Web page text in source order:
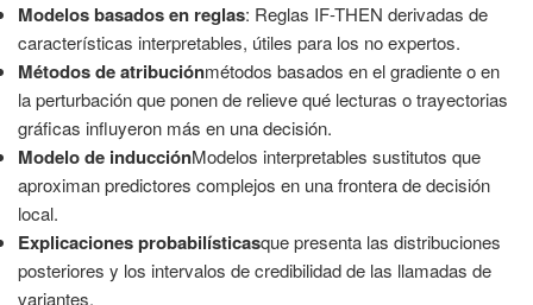
Modelos basados en reglas: Reglas IF-THEN derivadas de
características interpretables, útiles para los no expertos.
Métodos de atribuciónmétodos basados en el gradiente o en
la perturbación que ponen de relieve qué lecturas o trayectorias
gráficas influyeron más en una decisión.
Modelo de inducciónModelos interpretables sustitutos que
aproximan predictores complejos en una frontera de decisión
local.
Explicaciones probabilísticasque presenta las distribuciones
posteriores y los intervalos de credibilidad de las llamadas de
variantes.